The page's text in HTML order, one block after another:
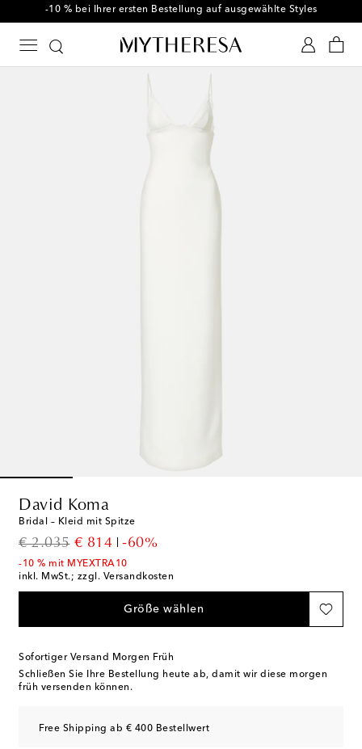
-10 % bei Ihrer ersten Bestellung auf ausgewählte Styles
David Koma
Bridal – Kleid mit Spitze
€ 2.035
original price
€ 814
discount price
-60%
-10 % mit MYEXTRA10
inkl. MwSt.; zzgl. Versandkosten
Größe wählen
Sofortiger Versand Morgen Früh
Schließen Sie Ihre Bestellung heute ab, damit wir diese morgen
früh versenden können.
Free Shipping ab € 400 Bestellwert